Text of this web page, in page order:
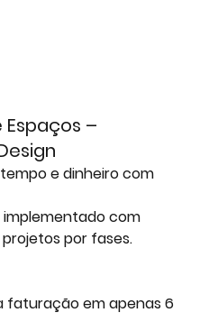
Espaços –
e dinheiro com
com
por fases.
faturação em apenas 6